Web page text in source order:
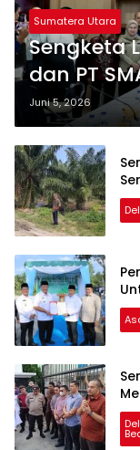
Sumatera Utara
Sengketa
dan PT
pada Era
Gubernur
Juni 5, 2026